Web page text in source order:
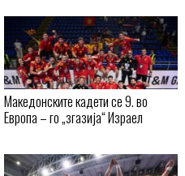
Македонските кадети се 9. во
Европа – го „згазија“ Израел